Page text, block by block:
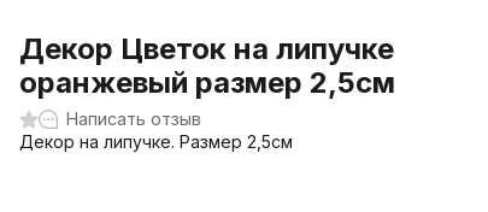
Декор Цветок на липучке
оранжевый размер 2,5см
Написать отзыв
Декор на липучке. Размер 2,5см